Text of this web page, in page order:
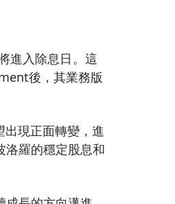
進入除息日。這
後，其業務版
現正面轉變，進
洛羅的穩定股息和